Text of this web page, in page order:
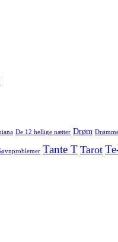
De 12 hellige nætter Drøm
Tante T Tarot